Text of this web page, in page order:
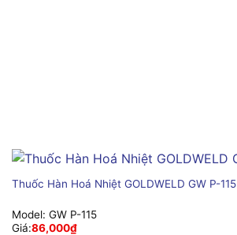
Thuốc Hàn Hoá Nhiệt GOLDWELD GW P-115
Model: GW P-115
Giá:86,000₫